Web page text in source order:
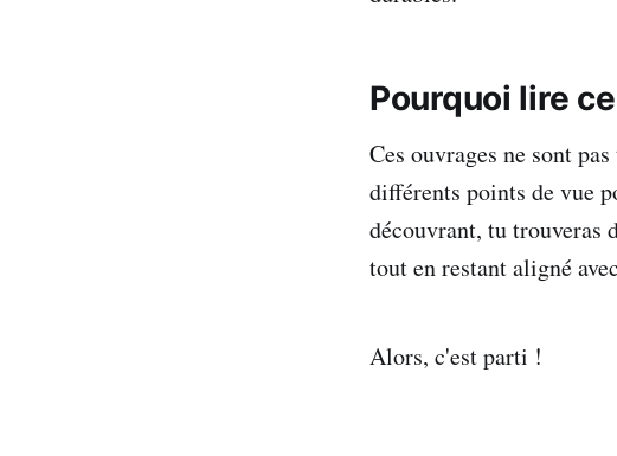
Pourquoi lire
Ces ouvrages ne sont
différents points de vue
découvrant, tu trouveras
tout en restant aligné
Alors, c'est parti !